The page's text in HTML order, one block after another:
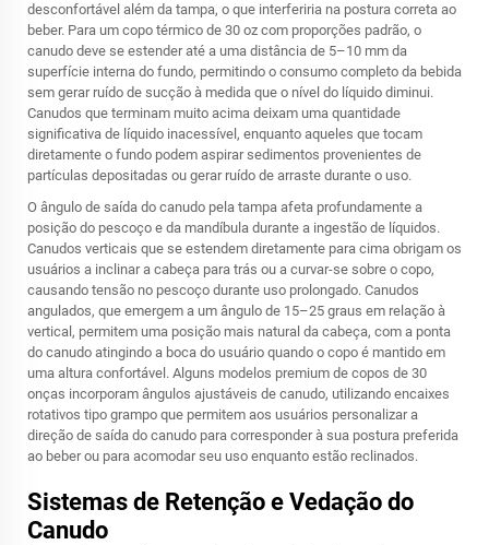
desconfortável além da tampa, o que interferiria na postura correta ao
beber. Para um copo térmico de 30 oz com proporções padrão, o
canudo deve se estender até a uma distância de 5–10 mm da
superfície interna do fundo, permitindo o consumo completo da bebida
sem gerar ruído de sucção à medida que o nível do líquido diminui.
Canudos que terminam muito acima deixam uma quantidade
significativa de líquido inacessível, enquanto aqueles que tocam
diretamente o fundo podem aspirar sedimentos provenientes de
partículas depositadas ou gerar ruído de arraste durante o uso.
O ângulo de saída do canudo pela tampa afeta profundamente a
posição do pescoço e da mandíbula durante a ingestão de líquidos.
Canudos verticais que se estendem diretamente para cima obrigam os
usuários a inclinar a cabeça para trás ou a curvar-se sobre o copo,
causando tensão no pescoço durante uso prolongado. Canudos
angulados, que emergem a um ângulo de 15–25 graus em relação à
vertical, permitem uma posição mais natural da cabeça, com a ponta
do canudo atingindo a boca do usuário quando o copo é mantido em
uma altura confortável. Alguns modelos premium de copos de 30
onças incorporam ângulos ajustáveis de canudo, utilizando encaixes
rotativos tipo grampo que permitem aos usuários personalizar a
direção de saída do canudo para corresponder à sua postura preferida
ao beber ou para acomodar seu uso enquanto estão reclinados.
Sistemas de Retenção e Vedação do
Canudo